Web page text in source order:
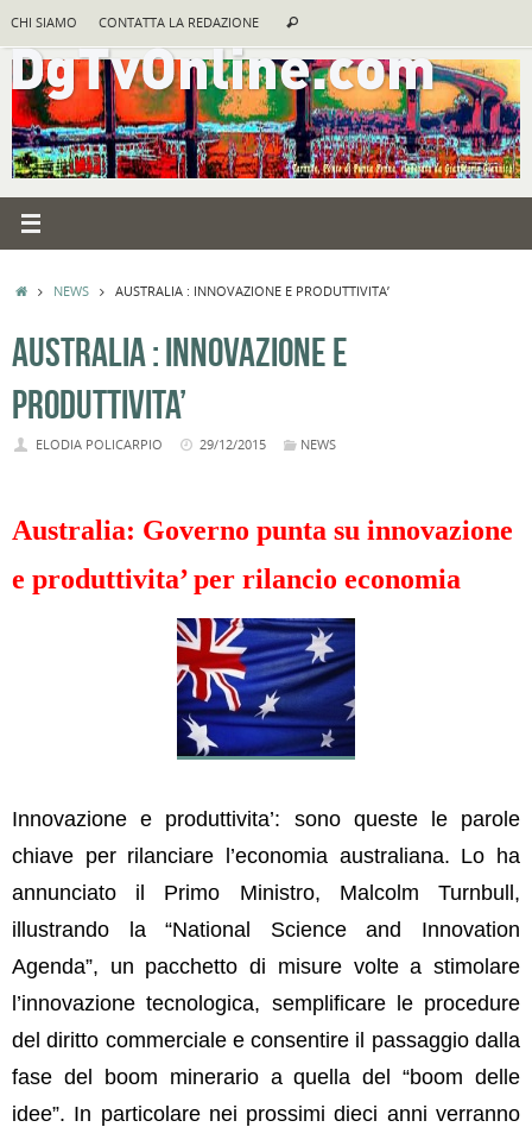
contenuto
CHI SIAMO CONTATTA LA REDAZIONE Cerca
HOMENEWS AUSTRALIA : INNOVAZIONE E PRODUTTIVITA’
AUSTRALIA : INNOVAZIONE E
PRODUTTIVITA’
ELODIA POLICARPIO 29/12/2015 NEWS
Australia: Governo punta su innovazione
e produttivita’ per rilancio economia
Innovazione e produttivita’: sono queste le parole
chiave per rilanciare l’economia australiana. Lo ha
annunciato il Primo Ministro, Malcolm Turnbull,
illustrando la “National Science and Innovation
Agenda”, un pacchetto di misure volte a stimolare
l’innovazione tecnologica, semplificare le procedure
del diritto commerciale e consentire il passaggio dalla
fase del boom minerario a quella del “boom delle
idee”. In particolare nei prossimi dieci anni verranno